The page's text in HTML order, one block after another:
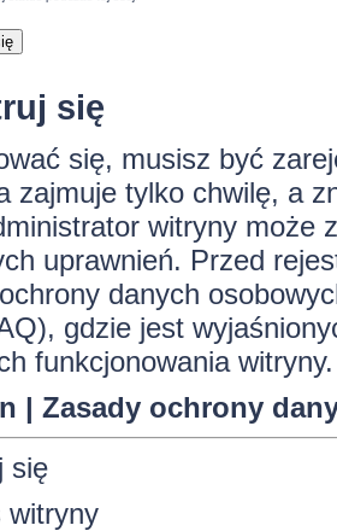
się
się, musisz być
zajmuje tylko chwilę, a
witryny może
uprawnień. Przed
danych
gdzie jest
funkcjonowania witryny.
| Zasady ochrony
się
witryny